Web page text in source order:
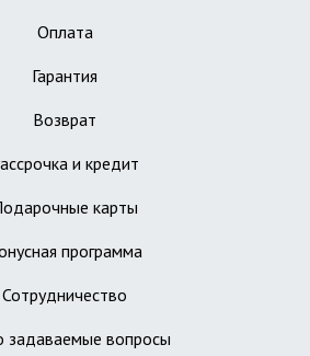
Оплата
Гарантия
Возврат
и кредит
карты
программа
Сотрудничество
задаваемые вопросы